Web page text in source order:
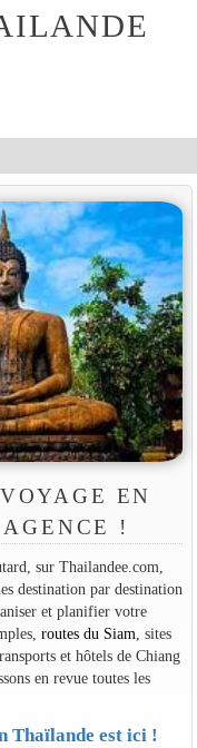
EN
!
sur Thailandee.com,
destination par destination
et planifier votre
routes du Siam , sites
et hôtels de Chiang
en revue toutes les
Thaïlande est ici !